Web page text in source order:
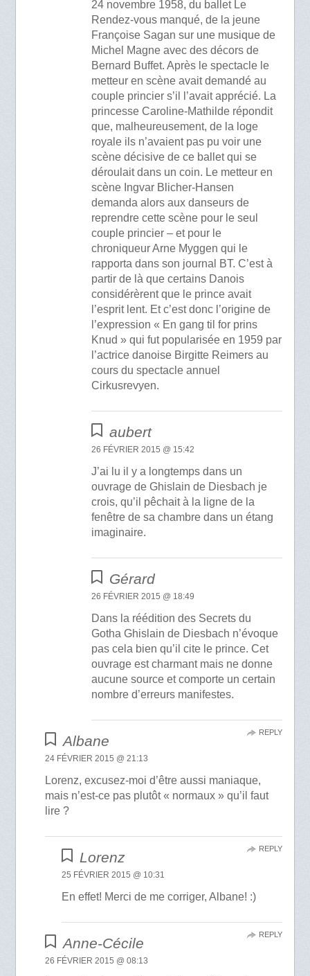
24 novembre 1958, du ballet Le
Rendez-vous manqué, de la jeune
Françoise Sagan sur une musique de
Michel Magne avec des décors de
Bernard Buffet. Après le spectacle le
metteur en scène avait demandé au
couple princier s’il l’avait apprécié. La
princesse Caroline-Mathilde répondit
que, malheureusement, de la loge
royale ils n’avaient pas pu voir une
scène décisive de ce ballet qui se
déroulait dans un coin. Le metteur en
scène Ingvar Blicher-Hansen
demanda alors aux danseurs de
reprendre cette scène pour le seul
couple princier – et pour le
chroniqueur Arne Myggen qui le
rapporta dans son journal BT. C’est à
partir de là que certains Danois
considérèrent que le prince avait
l’esprit lent. Et c’est donc l’origine de
l’expression « En gang til for prins
Knud » qui fut popularisée en 1959 par
l’actrice danoise Birgitte Reimers au
cours du spectacle annuel
Cirkusrevyen.
aubert
26 FÉVRIER 2015 @ 15:42
J’ai lu il y a longtemps dans un
ouvrage de Ghislain de Diesbach je
crois, qu’il pêchait à la ligne de la
fenêtre de sa chambre dans un étang
imaginaire.
Gérard
26 FÉVRIER 2015 @ 18:49
Dans la réédition des Secrets du
Gotha Ghislain de Diesbach n’évoque
pas cela bien qu’il cite le prince. Cet
ouvrage est charmant mais ne donne
aucune source et comporte un certain
nombre d’erreurs manifestes.
Albane
24 FÉVRIER 2015 @ 21:13
Lorenz, excusez-moi d’être aussi maniaque,
mais n’est-ce pas plutôt « normaux » qu’il faut
lire ?
REPLY
Lorenz
25 FÉVRIER 2015 @ 10:31
En effet! Merci de me corriger, Albane! :)
REPLY
Anne-Cécile
26 FÉVRIER 2015 @ 08:13
REPLY